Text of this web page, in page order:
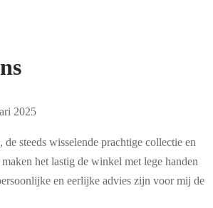
2025
steeds wisselende prachtige collectie en
het lastig de winkel met lege handen
en eerlijke advies zijn voor mij de